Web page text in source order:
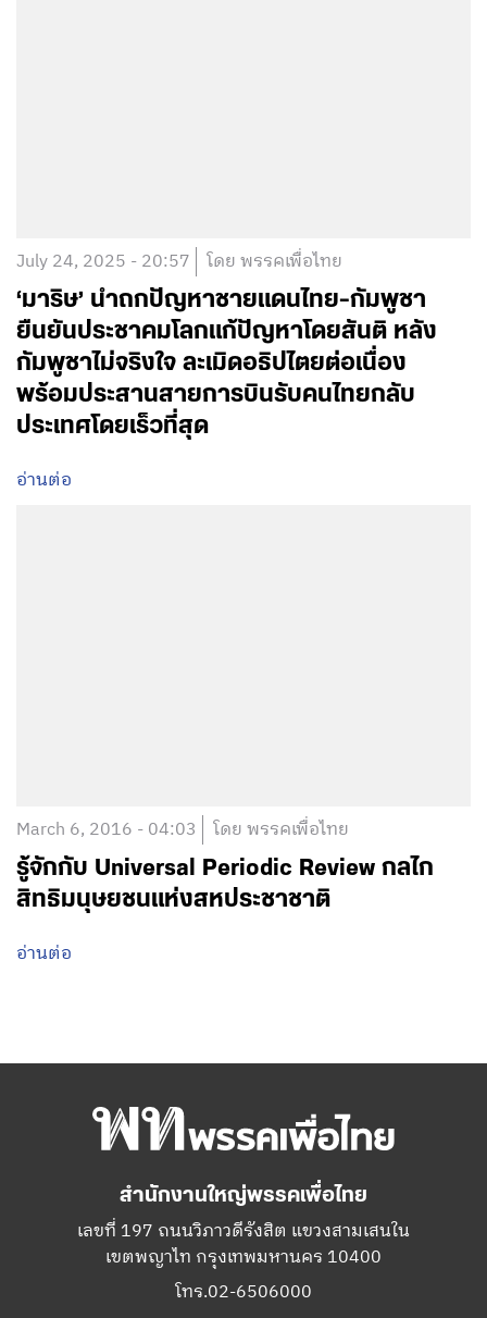
July 24, 2025 - 20:57 โดย พรรคเพื่อไทย
‘มาริษ’ นำถกปัญหาชายแดนไทย-กัมพูชา
ยืนยันประชาคมโลกแก้ปัญหาโดยสันติ หลัง
กัมพูชาไม่จริงใจ ละเมิดอธิปไตยต่อเนื่อง
พร้อมประสานสายการบินรับคนไทยกลับ
ประเทศโดยเร็วที่สุด
อ่านต่อ
March 6, 2016 - 04:03 โดย พรรคเพื่อไทย
รู้จักกับ Universal Periodic Review กลไก
สิทธิมนุษยชนแห่งสหประชาชาติ
อ่านต่อ
สำนักงานใหญ่พรรคเพื่อไทย
เลขที่ 197 ถนนวิภาวดีรังสิต แขวงสามเสนใน
เขตพญาไท กรุงเทพมหานคร 10400
โทร.02-6506000